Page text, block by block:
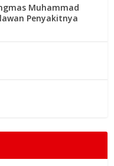
Muhammad
Penyakitnya